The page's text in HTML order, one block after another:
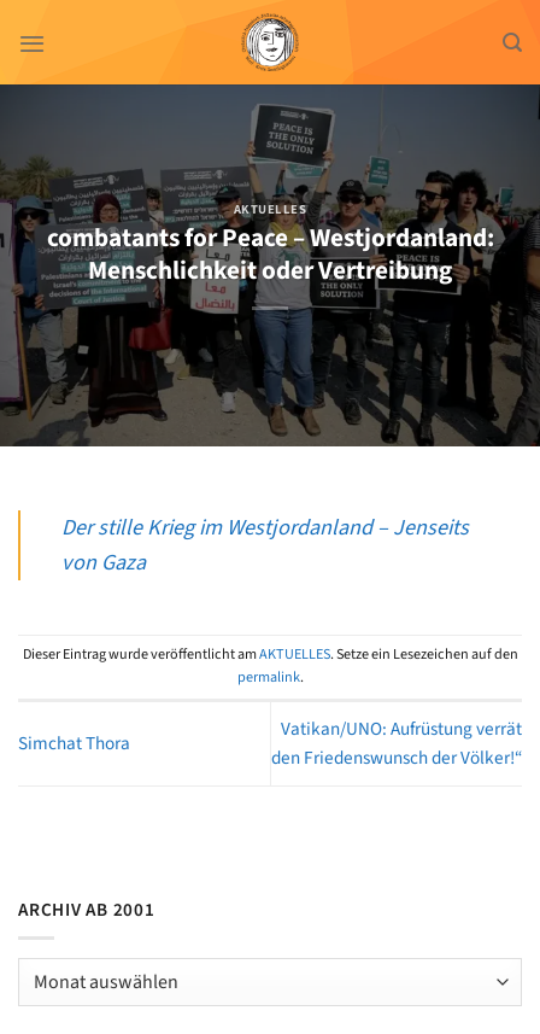
Inhalt
AKTUELLES
combatants for Peace – Westjordanland:
Menschlichkeit oder Vertreibung
Der stille Krieg im Westjordanland – Jenseits
von Gaza
Dieser Eintrag wurde veröffentlicht amAKTUELLES. Setze ein Lesezeichen auf den
permalink.
Simchat Thora
Vatikan/UNO: Aufrüstung verrät
den Friedenswunsch der Völker!“
ARCHIV AB 2001
Archiv